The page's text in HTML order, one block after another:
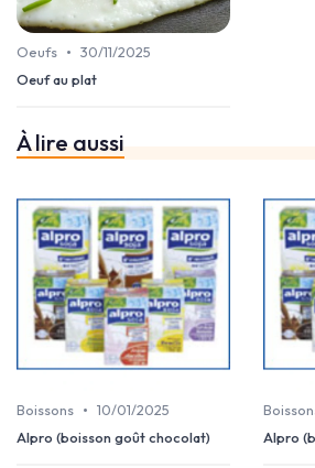
Oeufs • 30/11/2025
Oeuf au plat
À lire aussi
Boissons • 10/01/2025
Alpro (boisson goût chocolat)
Alpro